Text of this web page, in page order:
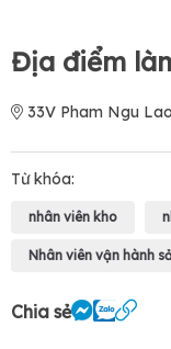
Địa điểm
33V Pham Ngu
Từ khóa:
nhân viên kho
Nhân viên vận hành
Chia sẻ